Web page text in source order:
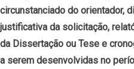
circunstanciado do orientador,
justificativa da solicitação,
da Dissertação ou Tese e
a serem desenvolvidas no